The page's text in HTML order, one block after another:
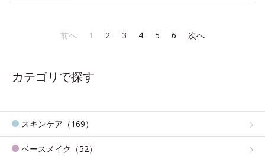
前へ 1 2 3 4 5 6 次へ
カテゴリで探す
スキンケア（169）
ベースメイク（52）